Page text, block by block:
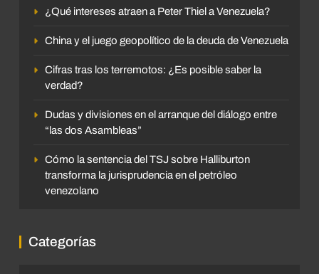
¿Qué intereses atraen a Peter Thiel a Venezuela?
China y el juego geopolítico de la deuda de Venezuela
Cifras tras los terremotos: ¿Es posible saber la
verdad?
Dudas y divisiones en el arranque del diálogo entre
“las dos Asambleas”
Cómo la sentencia del TSJ sobre Halliburton
transforma la jurisprudencia en el petróleo
venezolano
Categorías